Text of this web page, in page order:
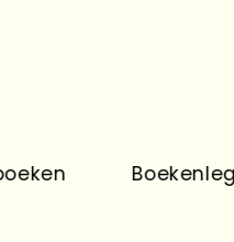
Boekenleggers